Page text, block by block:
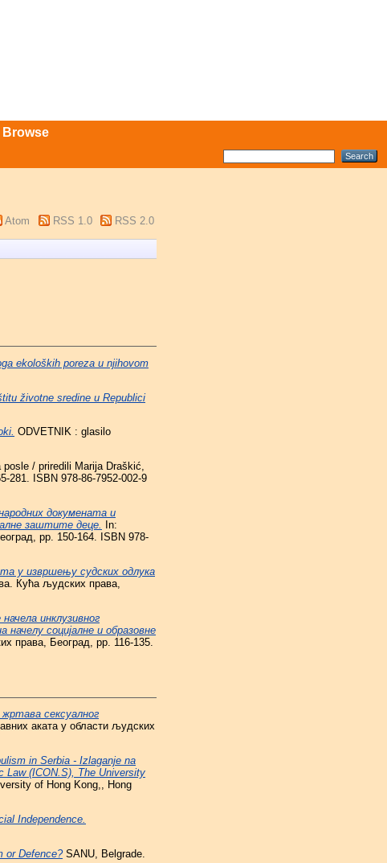
Browse
Atom RSS 1.0 RSS 2.0
ekoloških poreza u njihovom
životne sredine u Republici
ODVETNIK : glasilo
/ priredili Marija Draškić,
281. ISBN 978-86-7952-002-9
докумената и
заштите деце.
In:
pp. 150-164. ISBN 978-
у извршењу судских одлука
Кућа људских права,
инклузивног
социјалне и образовне
права, Београд, pp. 116-135.
сексуалног
аката у области људских
in Serbia - Izlaganje na
Law (ICON.S), The University
of Hong Kong,, Hong
Independence.
or Defence?SANU, Belgrade.